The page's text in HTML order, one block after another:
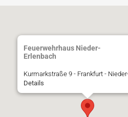
Feuerwehrhaus Nieder-
Erlenbach
Kurmarkstraße 9 - Frankfurt -
Details